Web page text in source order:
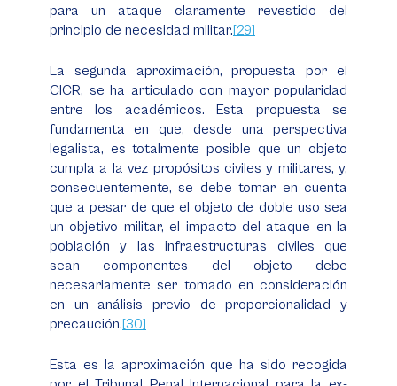
para un ataque claramente revestido del
principio de necesidad militar.[29]
La segunda aproximación, propuesta por el
CICR, se ha articulado con mayor popularidad
entre los académicos. Esta propuesta se
fundamenta en que, desde una perspectiva
legalista, es totalmente posible que un objeto
cumpla a la vez propósitos civiles y militares, y,
consecuentemente, se debe tomar en cuenta
que a pesar de que el objeto de doble uso sea
un objetivo militar, el impacto del ataque en la
población y las infraestructuras civiles que
sean componentes del objeto debe
necesariamente ser tomado en consideración
en un análisis previo de proporcionalidad y
precaución.[30]
Esta es la aproximación que ha sido recogida